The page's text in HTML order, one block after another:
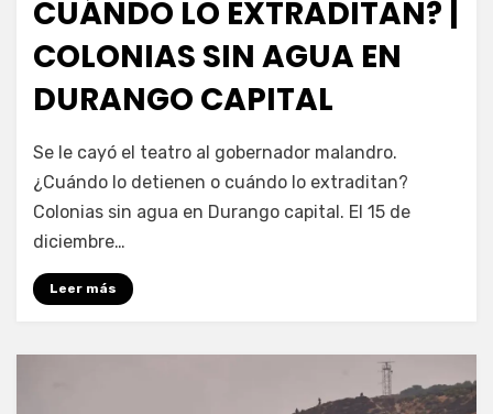
CUÁNDO LO EXTRADITAN? |
COLONIAS SIN AGUA EN
DURANGO CAPITAL
por Fernando Miranda Servín
Se le cayó el teatro al gobernador malandro.
¿Cuándo lo detienen o cuándo lo extraditan?
Colonias sin agua en Durango capital. El 15 de
diciembre…
Leer más